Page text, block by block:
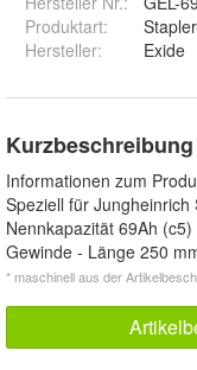
Produktart:
Hersteller: Exide
Kurzbeschreibung
Informationen zum
Speziell für
Nennkapazität 69Ah
Gewinde - Länge 250
* maschinell aus der